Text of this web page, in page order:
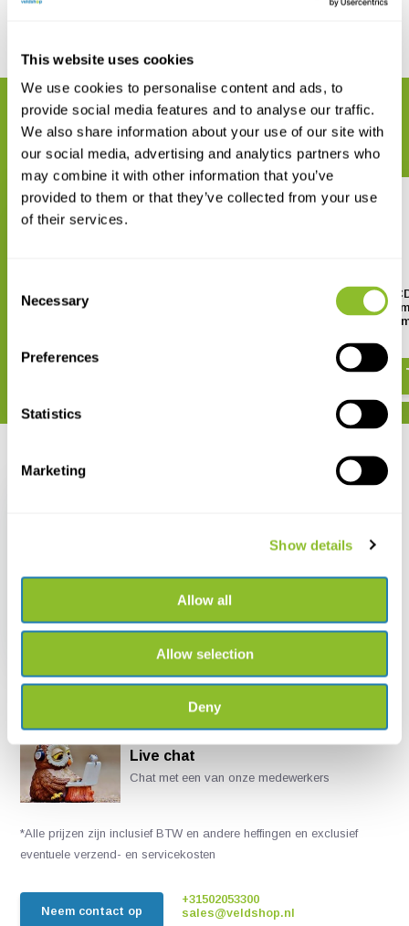
This website uses cookies
We use cookies to personalise content and ads, to
provide social media features and to analyse our traffic.
We also share information about your use of our site with
our social media, advertising and analytics partners who
may combine it with other information that you’ve
provided to them or that they’ve collected from your use
of their services.
Selection
Necessary
Preferences
Statistics
Marketing
Show details
Allow all
Allow selection
Deny
GERELATEERDE PRODUCTEN
Maak uw bestelling compleet
samengestelde microscoop
Euromex EduBlue
Digitale microscoop
ingebouwde 5.0 MP
€ 667,-
AmScope Full HD 7"
en fijnafstelling
Live chat
Chat met een van onze medewerkers
*Alle prijzen zijn inclusief BTW en andere heffingen en exclusief
eventuele verzend- en servicekosten
Neem contact op
+31502053300
sales@veldshop.nl